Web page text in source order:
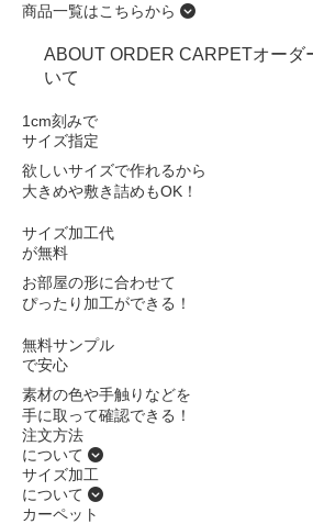
商品一覧はこちらから
ABOUT ORDER CARPETオーダ
いて
1cm刻みで
サイズ指定
欲しいサイズで作れるから
大きめや敷き詰めもOK！
サイズ加工代
が無料
お部屋の形に合わせて
ぴったり加工ができる！
無料サンプル
で安心
素材の色や手触りなどを
手に取って確認できる！
注文方法
について
サイズ加工
について
カーペット